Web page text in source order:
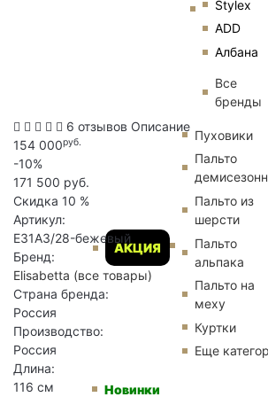
Stylex
ADD
Албана
Все
бренды
АКЦИЯ
Пуховики
Пальто
Пальто из
шерсти
Пальто
альпака
Пальто на
меху
Куртки
Еще
Новинки
6 отзывов Описание
154 000руб.
-10%
171 500 руб.
Скидка 10 %
Артикул:
E31A3/28-бежевый
Бренд:
Elisabetta (все товары)
Страна бренда:
Россия
Производство:
Россия
Длина:
116 см